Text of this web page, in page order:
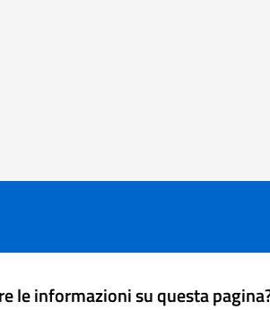
le informazioni su questa